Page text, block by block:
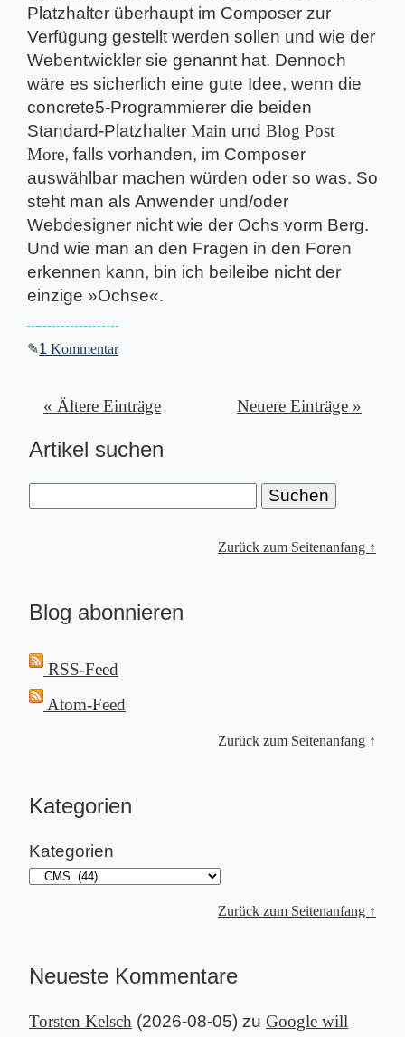
Platzhalter überhaupt im Composer zur
Verfügung gestellt werden sollen und wie der
Webentwickler sie genannt hat. Dennoch
wäre es sicherlich eine gute Idee, wenn die
concrete5-Programmierer die beiden
Standard-Platzhalter Main und Blog Post
More, falls vorhanden, im Composer
auswählbar machen würden oder so was. So
steht man als Anwender und/oder
Webdesigner nicht wie der Ochs vorm Berg.
Und wie man an den Fragen in den Foren
erkennen kann, bin ich beileibe nicht der
einzige »Ochse«.
✎1 Kommentar
« Ältere Einträge Neuere Einträge »
Artikel suchen
Zurück zum Seitenanfang ↑
Blog abonnieren
RSS-Feed
Atom-Feed
Zurück zum Seitenanfang ↑
Kategorien
Kategorien
Zurück zum Seitenanfang ↑
Neueste Kommentare
Torsten Kelsch (2026-08-05) zu Google will